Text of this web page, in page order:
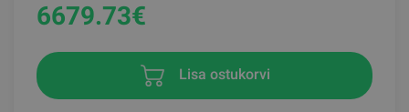
6679.73€
Lisa ostukorvi